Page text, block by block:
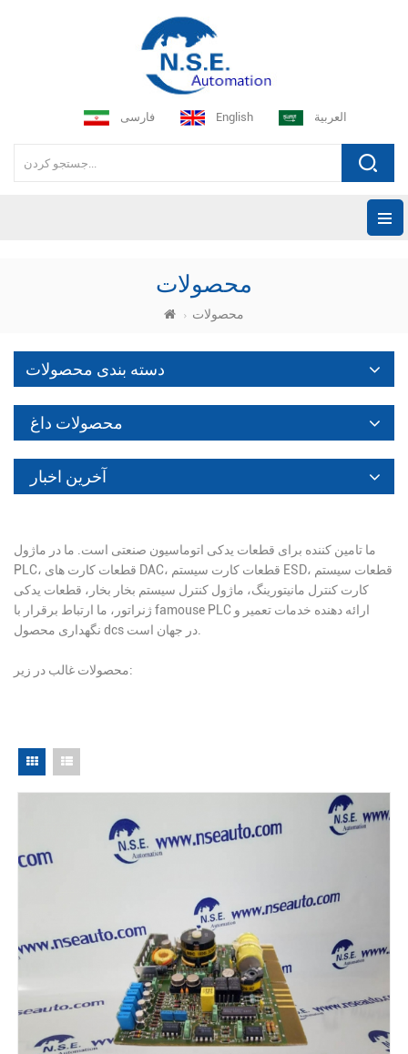
فارسی English العربية
محصولات
محصولات
دسته بندی محصولات
محصولات داغ
آخرین اخبار
ما تامین کننده برای قطعات یدکی اتوماسیون صنعتی است. ما در ماژول
PLC، قطعات کارت های DAC، قطعات کارت سیستم ESD، قطعات سیستم
کارت کنترل مانیتورینگ، ماژول کنترل سیستم بخار بخار، قطعات یدکی
ژنراتور، ما ارتباط برقرار با famouse PLC ارائه دهنده خدمات تعمیر و
محصولات غالب در زیر: